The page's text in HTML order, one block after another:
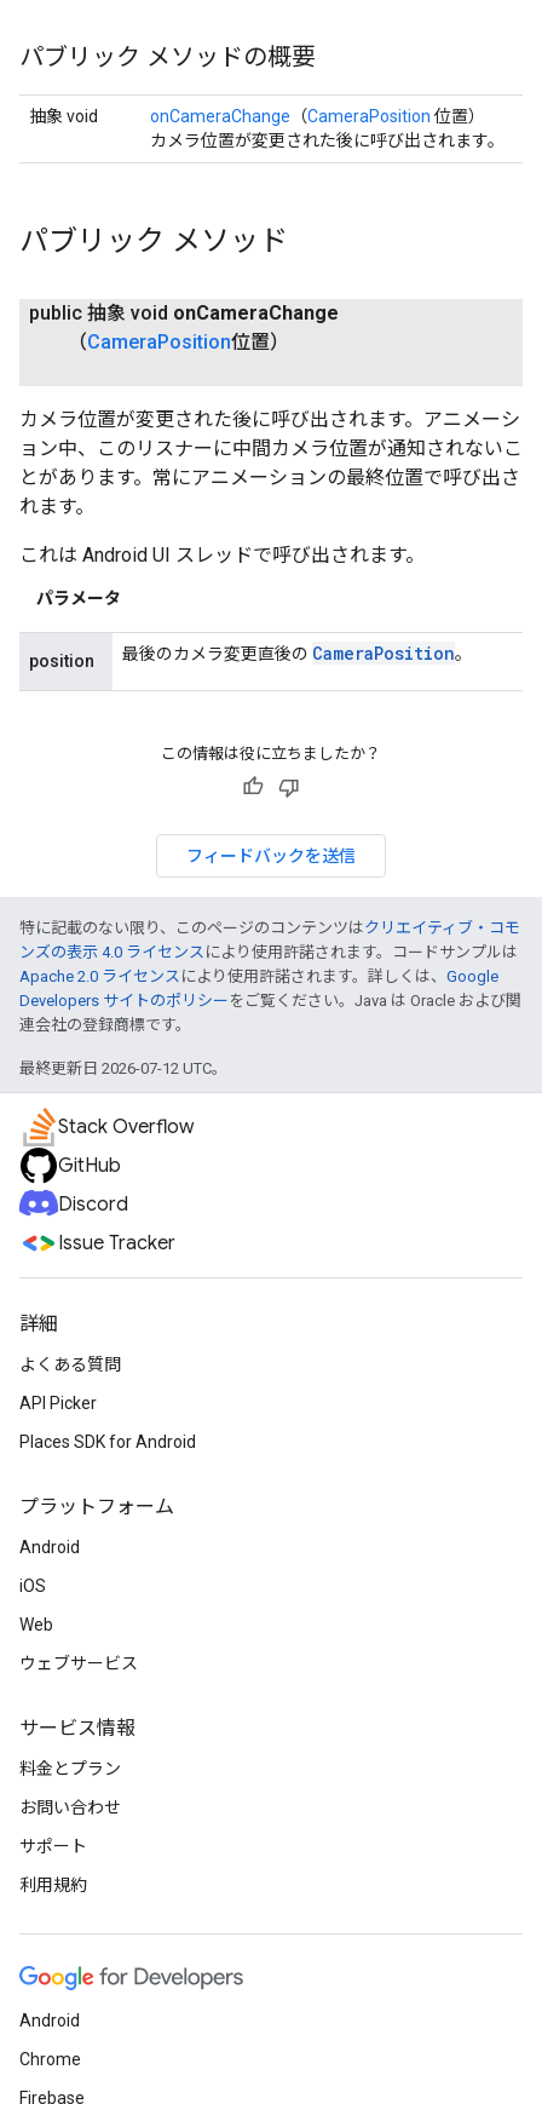
パブリック メソッドの概要
抽象 void onCameraChange （CameraPosition 位置）
カメラ位置が変更された後に呼び出されます。
パブリック メソッド
public 抽象 void onCameraChange
（CameraPosition位置）
カメラ位置が変更された後に呼び出されます。アニメーシ
ョン中、このリスナーに中間カメラ位置が通知されないこ
とがあります。常にアニメーションの最終位置で呼び出さ
れます。
これは Android UI スレッドで呼び出されます。
パラメータ
position 最後のカメラ変更直後の CameraPosition。
この情報は役に立ちましたか？
フィードバックを送信
特に記載のない限り、このページのコンテンツはクリエイティブ・コモ
ンズの表示 4.0 ライセンス により使用許諾されます。コードサンプルは
Apache 2.0 ライセンス により使用許諾されます。詳しくは、 Google
Developers サイトのポリシー をご覧ください。Java は Oracle および関
連会社の登録商標です。
最終更新日 2026-07-12 UTC。
Stack Overflow
GitHub
Discord
Issue Tracker
詳細
よくある質問
API Picker
Places SDK for Android
プラットフォーム
Android
iOS
Web
ウェブサービス
サービス情報
料金とプラン
お問い合わせ
サポート
利用規約
Android
Chrome
Firebase